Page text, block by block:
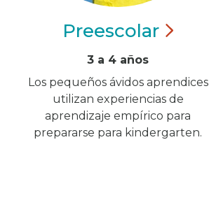
Preescolar
3 a 4 años
Los pequeños ávidos aprendices
utilizan experiencias de
aprendizaje empírico para
prepararse para kindergarten.